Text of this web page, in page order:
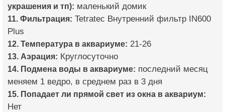
украшения и тп): маленький домик
11. Фильтрация: Tetratec Внутренний фильтр IN600
Plus
12. Температура в аквариуме: 21-26
13. Аэрация: Круглосуточно
14. Подмена воды в аквариуме: последний месяц
меняем 1 ведро, в среднем раз в 3 дня
15. Попадает ли прямой свет из окна в аквариум:
Нет